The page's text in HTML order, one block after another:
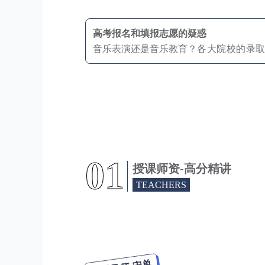
高考报名和填报志愿的疑惑
音乐表演还是音乐教育？ 各大院校的录
01 授课师资-高分精讲
TEACHERS